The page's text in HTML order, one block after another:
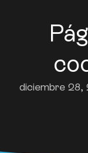
diciembre 28,